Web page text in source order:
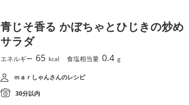
青じそ香る かぼちゃとひじきの炒め
サラダ
エネルギー 65 kcal 食塩相当量 0.4 g
ｍａｒしゃんさんのレシピ
30分以内